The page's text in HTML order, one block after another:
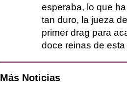
esperaba, lo que
tan duro, la jueza
primer drag para
doce reinas de esta
Más Noticias